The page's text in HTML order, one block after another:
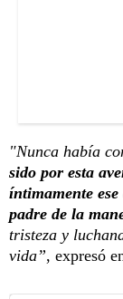
"Nunca había
sido por esta
íntimamente
padre de la
tristeza y
vida”, expresó